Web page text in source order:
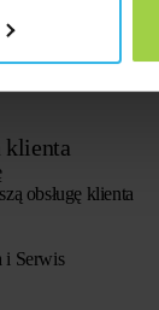
klienta
obsługę klienta
i Serwis